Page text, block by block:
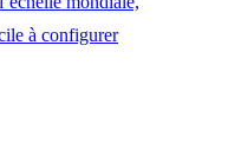
à configurer